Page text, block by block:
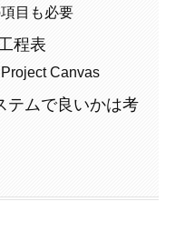
目も必要
程表
Canvas
テムで良いかは考